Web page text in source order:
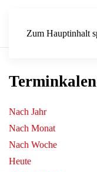
Zum Hauptinhalt
Nach Jahr
Nach Monat
Nach Woche
Heute